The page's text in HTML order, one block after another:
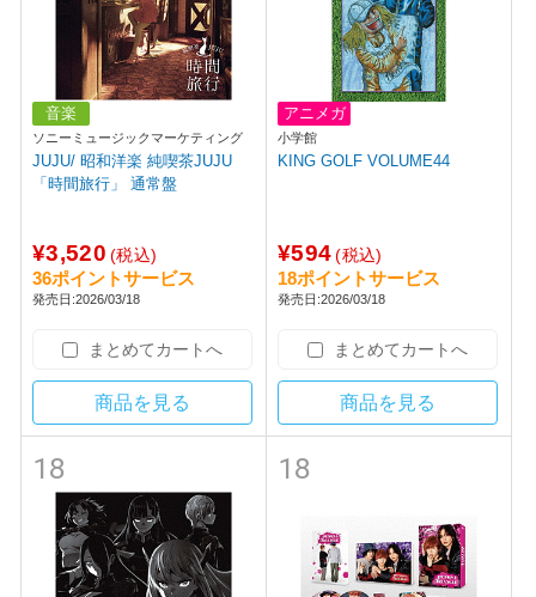
音楽
ソニーミュージックマーケティング
JUJU/ 昭和洋楽 純喫茶JUJU
「時間旅行」 通常盤
¥3,520 (税込)
36ポイントサービス
発売日:2026/03/18
まとめてカートへ
商品を見る
アニメガ
小学館
KING GOLF VOLUME44
¥594 (税込)
18ポイントサービス
発売日:2026/03/18
まとめてカートへ
商品を見る
18 18